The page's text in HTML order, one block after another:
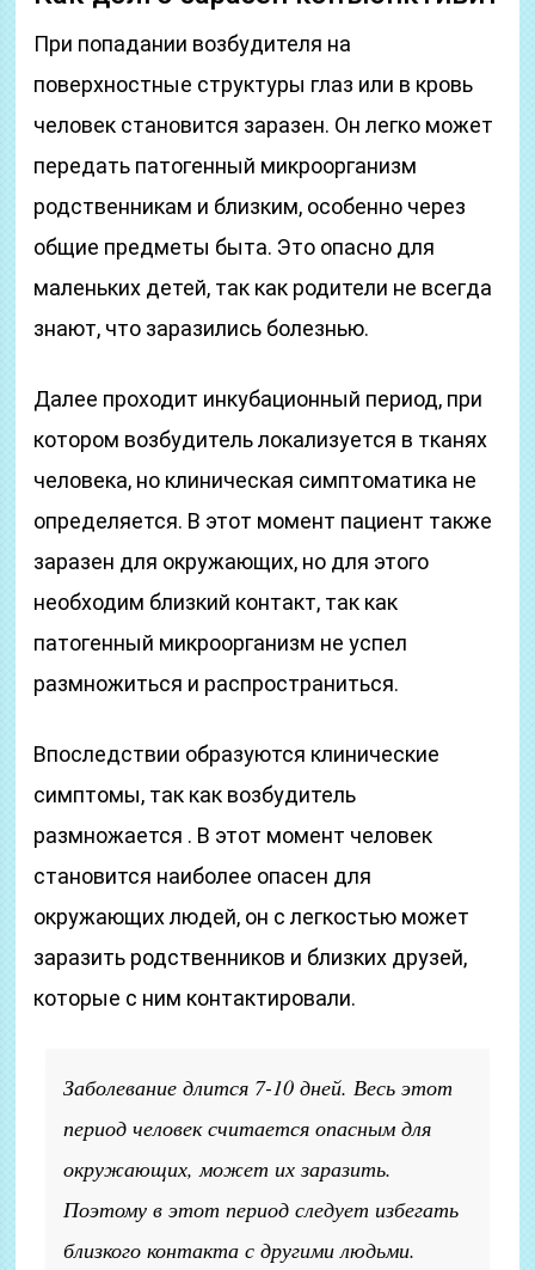
При попадании возбудителя на
поверхностные структуры глаз или в кровь
человек становится заразен. Он легко может
передать патогенный микроорганизм
родственникам и близким, особенно через
общие предметы быта. Это опасно для
маленьких детей, так как родители не всегда
знают, что заразились болезнью.
Далее проходит инкубационный период, при
котором возбудитель локализуется в тканях
человека, но клиническая симптоматика не
определяется. В этот момент пациент также
заразен для окружающих, но для этого
необходим близкий контакт, так как
патогенный микроорганизм не успел
размножиться и распространиться.
Впоследствии образуются клинические
симптомы, так как возбудитель
размножается . В этот момент человек
становится наиболее опасен для
окружающих людей, он с легкостью может
заразить родственников и близких друзей,
которые с ним контактировали.
Заболевание длится 7-10 дней. Весь этот
период человек считается опасным для
окружающих, может их заразить.
Поэтому в этот период следует избегать
близкого контакта с другими людьми.